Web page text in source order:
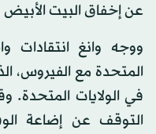
عن إخفاق البيت الأبيض
ووجه وانغ انتقادات
المتحدة مع الفيروس،
في الولايات المتحدة.
التوقف عن إضاعة